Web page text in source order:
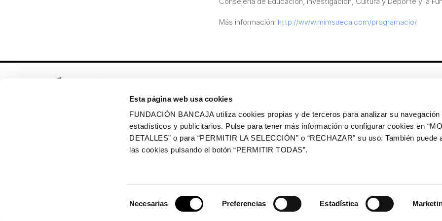
Esta página web usa cookies
FUNDACIÓN BANCAJA utiliza cookies propias y de terceros para analizar su navegación
estadísticos y publicitarios. Pulse para tener más información o configurar cookies en
DETALLES” o para “PERMITIR LA SELECCIÓN” o “RECHAZAR" su uso. También puede
las cookies pulsando el botón “PERMITIR TODAS”.
Necesarias Preferencias Estadística
Más información: http://www.mimsueca.com/programacio/
Colección de arte
Solicitud de imágenes de la
colección de arte
Publicaciones